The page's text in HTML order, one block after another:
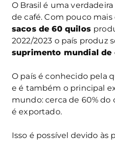
O Brasil é uma
de café. Com pouco
sacos de 60 quilos
2022/2023 o país produz
suprimento mundial de
O país é conhecido pela
e é também o principal
mundo: cerca de 60% do
é exportado.
Isso é possível devido às